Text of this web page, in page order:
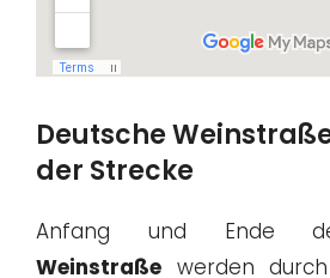
Deutsche
der Strecke
Anfang und Ende
Weinstraße werden